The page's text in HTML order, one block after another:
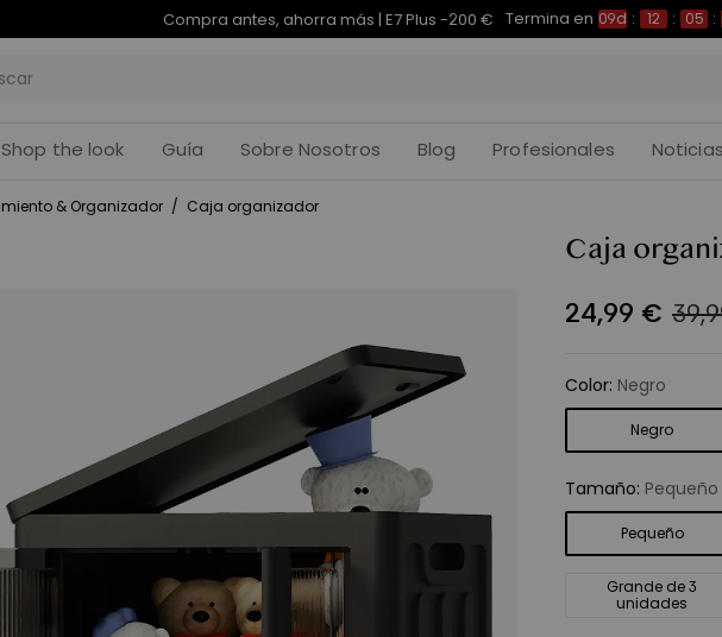
Compra antes, ahorra más | E7 Plus -200 € Termina en 09d : 12 : 05 :
Shop the look Guía Sobre Nosotros Blog Profesionales Noticias
& Organizador / Caja organizador
Caja
24,99 €
Color: Negro
Negro
Tamaño: Pequeño
Pequeño
Grande de 3
unidades